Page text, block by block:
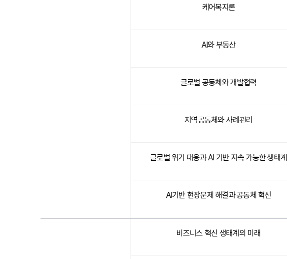
케어복지론
AI와 부동산
글로벌 공동체와 개발협력
지역공동체와 사례관리
글로벌 위기 대응과 AI 기반 지속 가능한 생태계
AI기반 현장문제 해결과 공동체 혁신
비즈니스 혁신 생태계의 미래